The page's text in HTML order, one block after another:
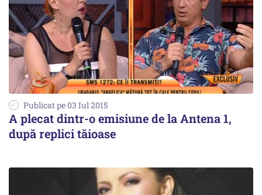
Publicat pe 03 Iul 2015
A plecat dintr-o emisiune de la Antena 1,
după replici tăioase